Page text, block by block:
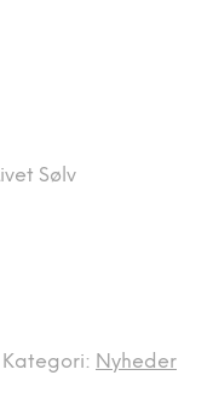
Sølv
Kategori: Nyheder